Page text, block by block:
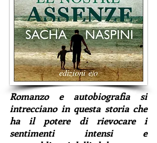
Romanzo e autobiografia si
intrecciano in questa storia che
ha il potere di rievocare i
sentimenti intensi e